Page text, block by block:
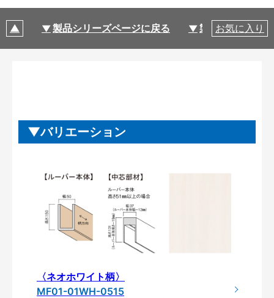
製品シリーズページに戻る 製品仕様
お気に入り
バリエーション
〈ネオホワイト柄〉
MF01-01WH-0515